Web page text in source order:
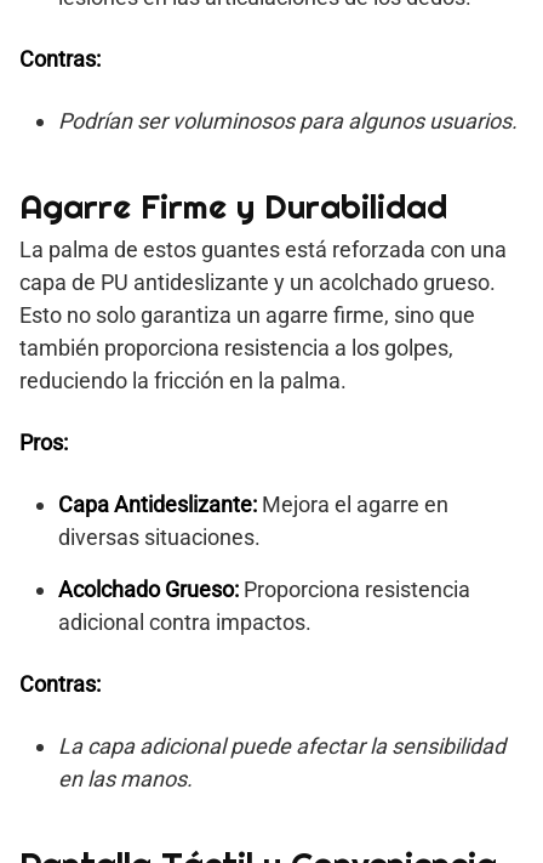
Contras:
Podrían ser voluminosos para algunos usuarios.
Agarre Firme y Durabilidad
La palma de estos guantes está reforzada con una
capa de PU antideslizante y un acolchado grueso.
Esto no solo garantiza un agarre firme, sino que
también proporciona resistencia a los golpes,
reduciendo la fricción en la palma.
Pros:
Capa Antideslizante: Mejora el agarre en
diversas situaciones.
Acolchado Grueso: Proporciona resistencia
adicional contra impactos.
Contras:
La capa adicional puede afectar la sensibilidad
en las manos.